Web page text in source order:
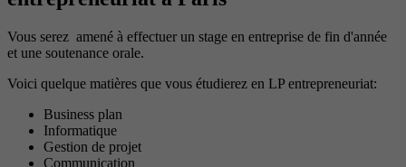
Vous serez amené à effectuer un stage en entreprise de fin d'année
et une soutenance orale.
Voici quelque matières que vous étudierez en LP entrepreneuriat:
Business plan
Informatique
Gestion de projet
Communication